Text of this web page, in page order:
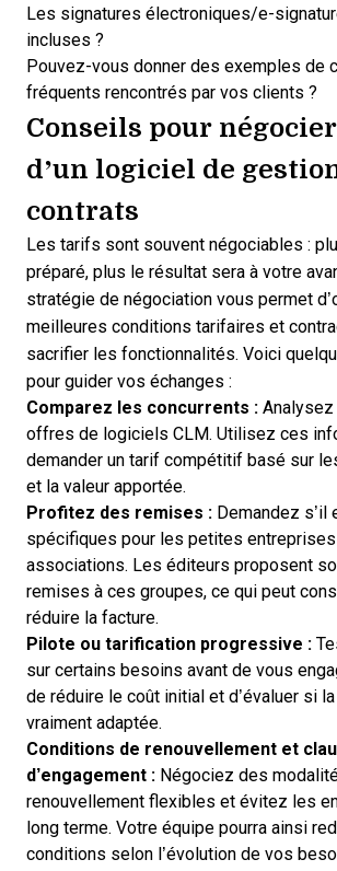
Les signatures électroniques/e-
incluses ?
Pouvez-vous donner des exemples de
fréquents rencontrés par vos clients ?
Conseils pour
d’un logiciel de
contrats
Les tarifs sont souvent négociables :
préparé, plus le résultat sera à votre
stratégie de négociation vous permet
meilleures conditions tarifaires et
sacrifier les fonctionnalités. Voici
pour guider vos échanges :
Comparez les concurrents :
offres de logiciels CLM. Utilisez ces
demander un tarif compétitif basé sur
et la valeur apportée.
Profitez des remises : Demandez
spécifiques pour les petites
associations. Les éditeurs proposent
remises à ces groupes, ce qui peut
réduire la facture.
Pilote ou tarification progressive :
sur certains besoins avant de vous
de réduire le coût initial et d’évaluer si
vraiment adaptée.
Conditions de renouvellement et
d’engagement : Négociez des
renouvellement flexibles et évitez les
long terme. Votre équipe pourra ainsi
conditions selon l’évolution de vos